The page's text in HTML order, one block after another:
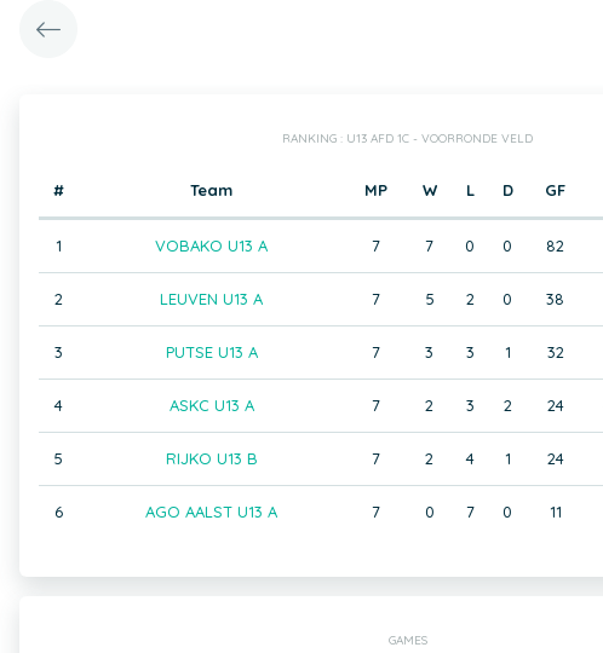
RANKING : U13 AFD 1C - VOORRONDE VELD
# Team MP W L D GF
1 VOBAKO U13 A 7 7 0 0 82
2 LEUVEN U13 A 7 5 2 0 38
3 PUTSE U13 A 7 3 3 1 32
4 ASKC U13 A 7 2 3 2 24
5 RIJKO U13 B 7 2 4 1 24
6 AGO AALST U13 A 7 0 7 0 11
GAMES